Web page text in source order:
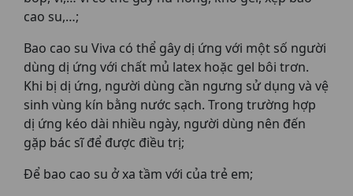
cao su,…;
Bao cao su Viva có thể gây dị ứng với một số người
dùng dị ứng với chất mủ latex hoặc gel bôi trơn.
Khi bị dị ứng, người dùng cần ngưng sử dụng và vệ
sinh vùng kín bằng nước sạch. Trong trường hợp
dị ứng kéo dài nhiều ngày, người dùng nên đến
gặp bác sĩ để được điều trị;
Để bao cao su ở xa tầm với của trẻ em;